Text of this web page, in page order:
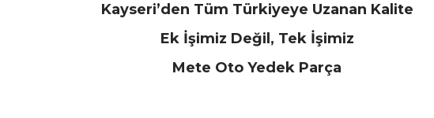
Kayseri’den Tüm Türkiyeye Uzanan Kalite
Ek İşimiz Değil, Tek İşimiz
Mete Oto Yedek Parça